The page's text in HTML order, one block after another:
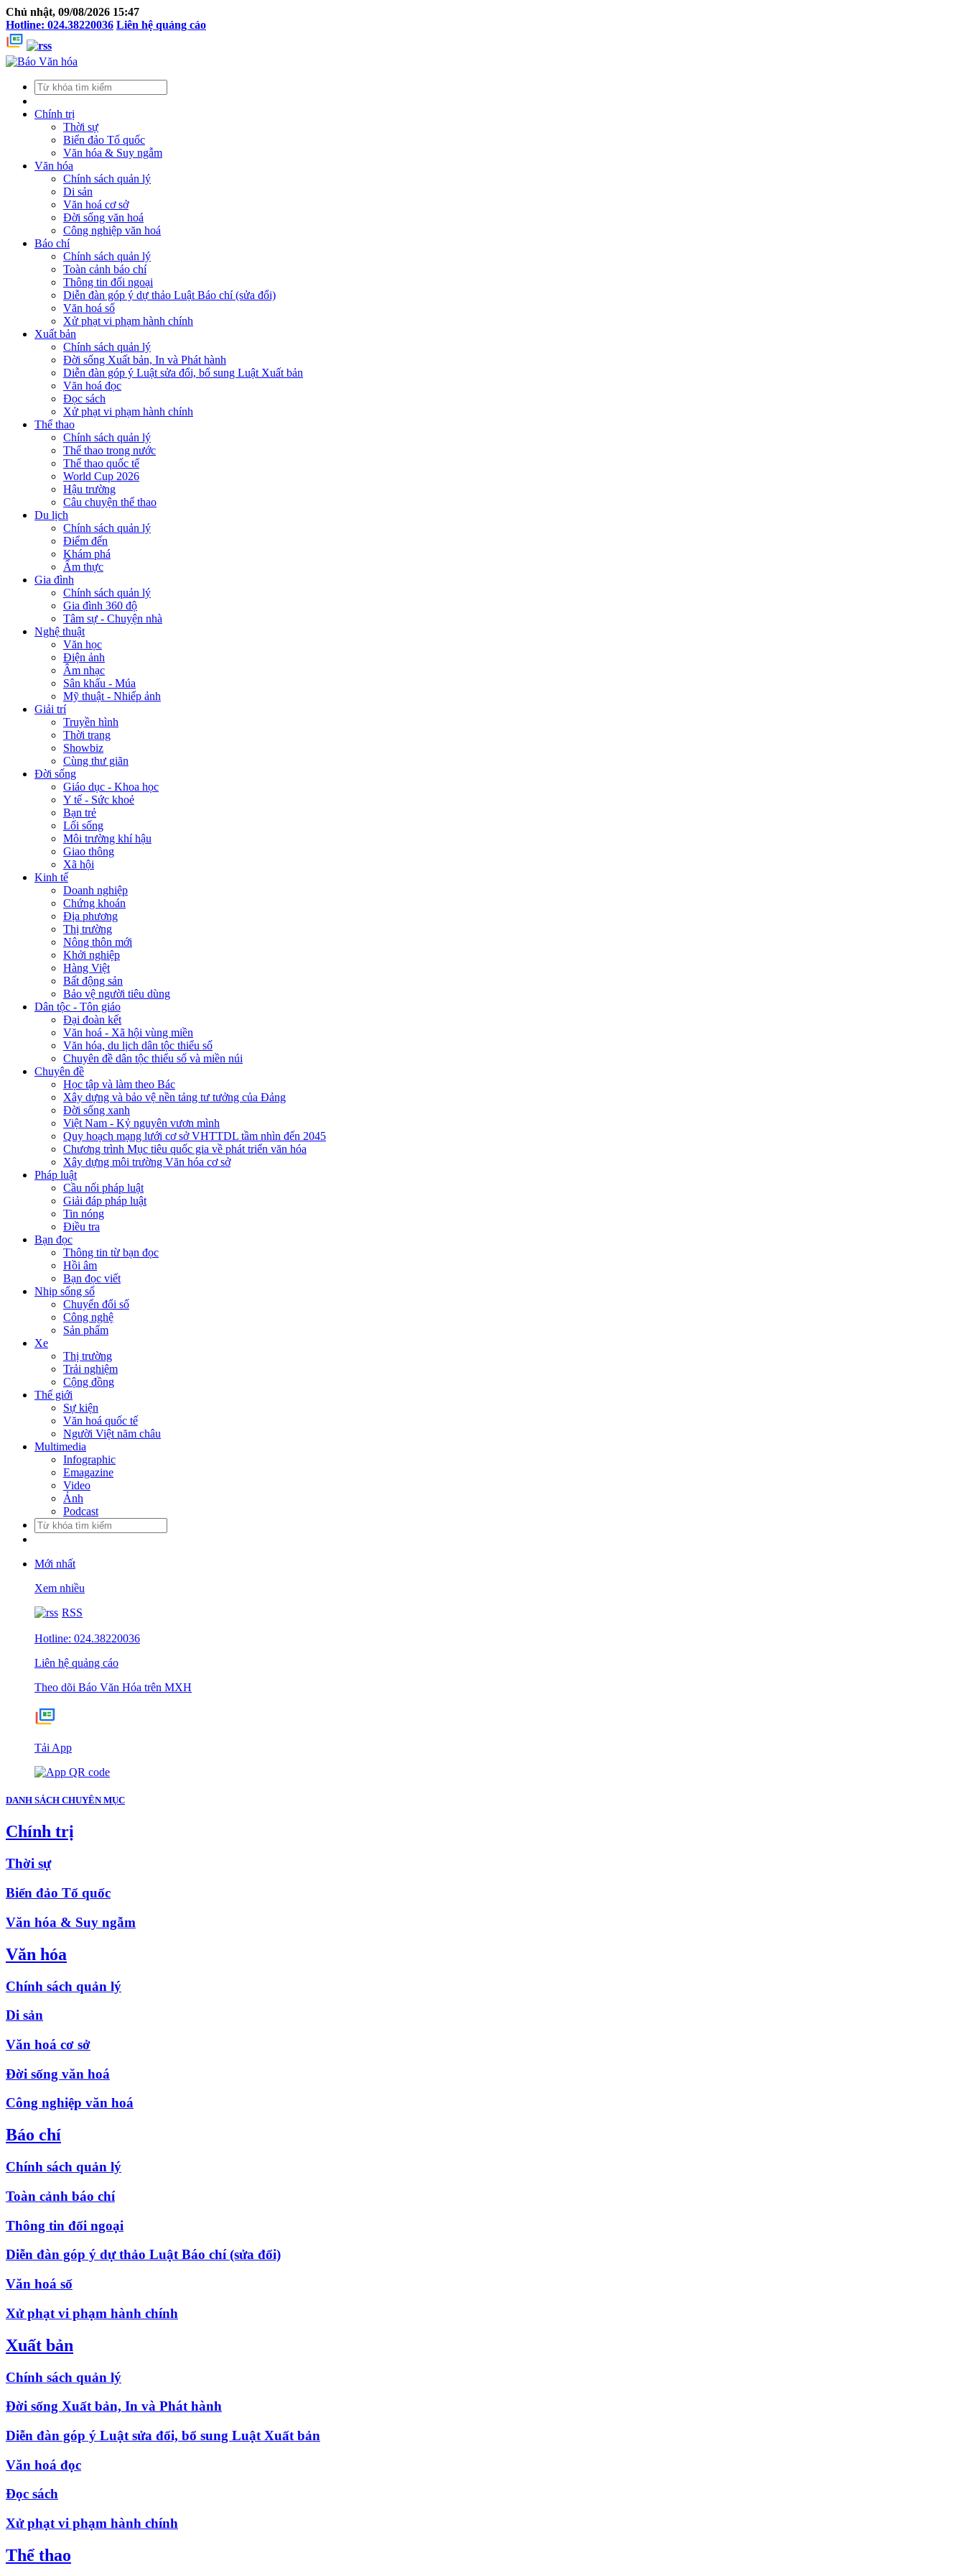
Chủ nhật, 09/08/2026 15:47
Hotline: 024.38220036 Liên hệ quảng cáo
Chính trị
Thời sự
Biển đảo Tổ quốc
Văn hóa & Suy ngẫm
Văn hóa
Chính sách quản lý
Di sản
Văn hoá cơ sở
Đời sống văn hoá
Công nghiệp văn hoá
Báo chí
Chính sách quản lý
Toàn cảnh báo chí
Thông tin đối ngoại
Diễn đàn góp ý dự thảo Luật Báo chí (sửa đổi)
Văn hoá số
Xử phạt vi phạm hành chính
Xuất bản
Chính sách quản lý
Đời sống Xuất bản, In và Phát hành
Diễn đàn góp ý Luật sửa đổi, bổ sung Luật Xuất bản
Văn hoá đọc
Đọc sách
Xử phạt vi phạm hành chính
Thể thao
Chính sách quản lý
Thể thao trong nước
Thể thao quốc tế
World Cup 2026
Hậu trường
Câu chuyện thể thao
Du lịch
Chính sách quản lý
Điểm đến
Khám phá
Ẩm thực
Gia đình
Chính sách quản lý
Gia đình 360 độ
Tâm sự - Chuyện nhà
Nghệ thuật
Văn học
Điện ảnh
Âm nhạc
Sân khấu - Múa
Mỹ thuật - Nhiếp ảnh
Giải trí
Truyền hình
Thời trang
Showbiz
Cùng thư giãn
Đời sống
Giáo dục - Khoa học
Y tế - Sức khoẻ
Bạn trẻ
Lối sống
Môi trường khí hậu
Giao thông
Xã hội
Kinh tế
Doanh nghiệp
Chứng khoán
Địa phương
Thị trường
Nông thôn mới
Khởi nghiệp
Hàng Việt
Bất động sản
Bảo vệ người tiêu dùng
Dân tộc - Tôn giáo
Đại đoàn kết
Văn hoá - Xã hội vùng miền
Văn hóa, du lịch dân tộc thiểu số
Chuyên đề dân tộc thiểu số và miền núi
Chuyên đề
Học tập và làm theo Bác
Xây dựng và bảo vệ nền tảng tư tưởng của Đảng
Đời sống xanh
Việt Nam - Kỷ nguyên vươn mình
Quy hoạch mạng lưới cơ sở VHTTDL tầm nhìn đến 2045
Chương trình Mục tiêu quốc gia về phát triển văn hóa
Xây dựng môi trường Văn hóa cơ sở
Pháp luật
Cầu nối pháp luật
Giải đáp pháp luật
Tin nóng
Điều tra
Bạn đọc
Thông tin từ bạn đọc
Hồi âm
Bạn đọc viết
Nhịp sống số
Chuyển đổi số
Công nghệ
Sản phẩm
Xe
Thị trường
Trải nghiệm
Cộng đồng
Thế giới
Sự kiện
Văn hoá quốc tế
Người Việt năm châu
Multimedia
Infographic
Emagazine
Video
Ảnh
Podcast
Mới nhất
Xem nhiều
RSS
Hotline: 024.38220036
Liên hệ quảng cáo
Theo dõi Báo Văn Hóa trên MXH
Tải App
DANH SÁCH CHUYÊN MỤC
Chính trị
Thời sự
Biển đảo Tổ quốc
Văn hóa & Suy ngẫm
Văn hóa
Chính sách quản lý
Di sản
Văn hoá cơ sở
Đời sống văn hoá
Công nghiệp văn hoá
Báo chí
Chính sách quản lý
Toàn cảnh báo chí
Thông tin đối ngoại
Diễn đàn góp ý dự thảo Luật Báo chí (sửa đổi)
Văn hoá số
Xử phạt vi phạm hành chính
Xuất bản
Chính sách quản lý
Đời sống Xuất bản, In và Phát hành
Diễn đàn góp ý Luật sửa đổi, bổ sung Luật Xuất bản
Văn hoá đọc
Đọc sách
Xử phạt vi phạm hành chính
Thể thao